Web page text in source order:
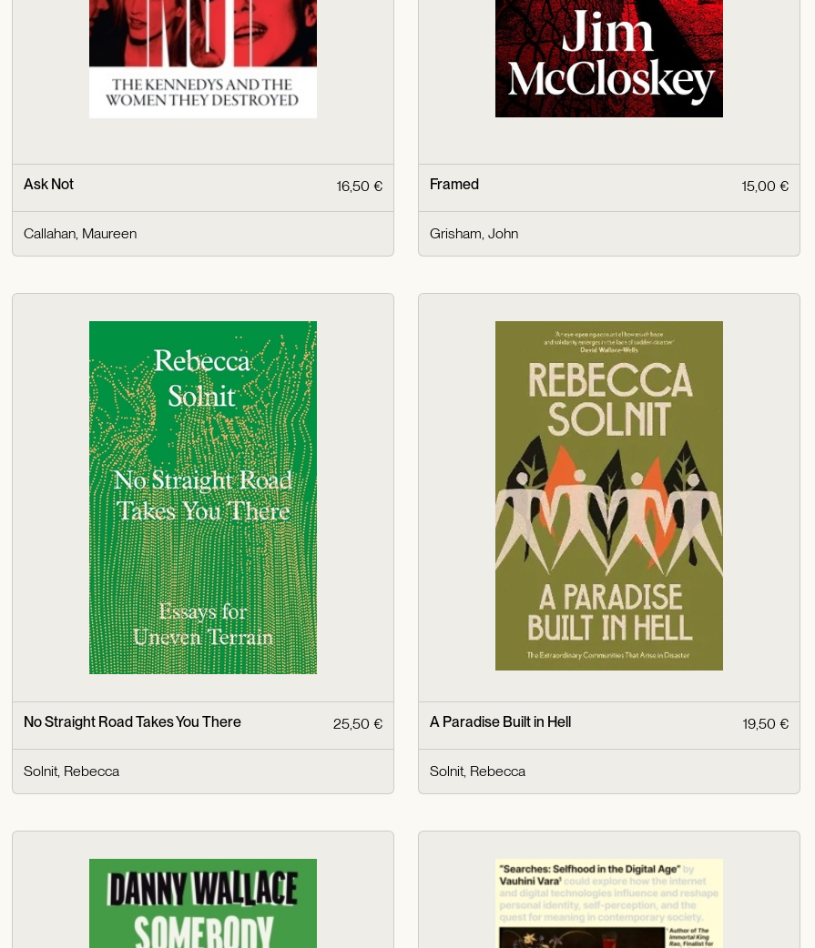
Ask Not 16,50 €
Callahan, Maureen
Framed 15,00 €
Grisham, John
No Straight Road Takes You There 25,50 €
Solnit, Rebecca
A Paradise Built in Hell 19,50 €
Solnit, Rebecca